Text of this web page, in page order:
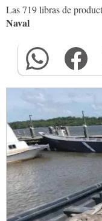
Las 719 libras de
Naval